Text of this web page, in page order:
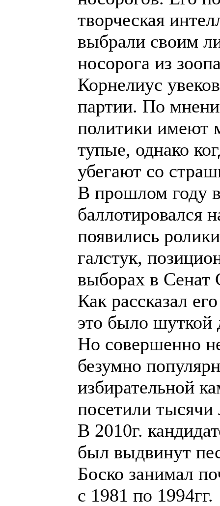
творческая
выбрали своим
носорога из
Корнелиус
партии. По
политики имеют
тупые, однако
убегают со
В прошлом году
баллотировался
появились
галстук,
выборах в
Как рассказал
это было шуткой
Но совершенно
безумно
избирательной
посетили
В 2010г.
был выдвинут
Боско занимал
с 1981 по 1994гг.